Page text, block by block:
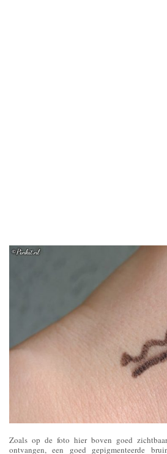
Zoals op de foto hier boven goed
ontvangen, een goed gepigmenteerde